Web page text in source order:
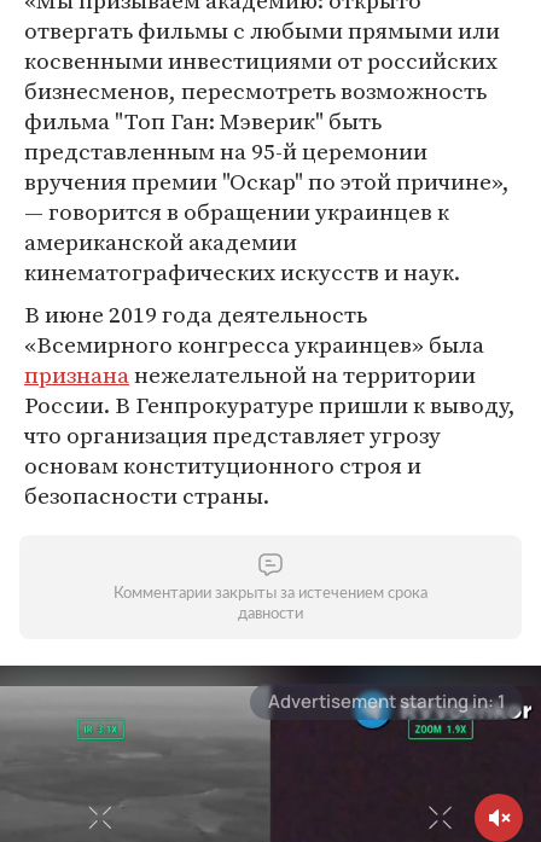
отвергать фильмы с любыми прямыми или
косвенными инвестициями от российских
бизнесменов, пересмотреть возможность
фильма "Топ Ган: Мэверик" быть
представленным на 95-й церемонии
вручения премии "Оскар" по этой причине»,
— говорится в обращении украинцев к
американской академии
кинематографических искусств и наук.
В июне 2019 года деятельность
«Всемирного конгресса украинцев» была
признананежелательной на территории
России. В Генпрокуратуре пришли к выводу,
что организация представляет угрозу
основам конституционного строя и
безопасности страны.
Комментарии закрыты за истечением срока
давности